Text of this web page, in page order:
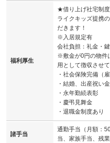
福利厚生
★借り上げ社宅制
ライクキッズ提携
だきます！
※入居規定有
会社負担：礼金・
※敷金が0円の物件
用として徴収させ
・社会保険完備（
・結婚、出産祝い金
・永年勤続表彰
・慶弔見舞金
・退職金制度あり
諸手当
通勤手当（月額：
当、家族手当、残